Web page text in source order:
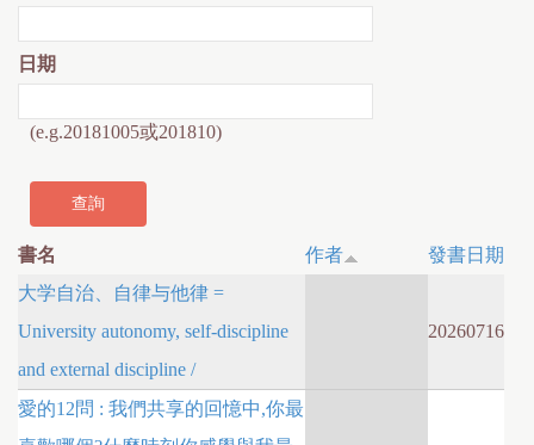
日期
(e.g.20181005或201810)
書名 作者
發書日期
大学自治、自律与他律 =
University autonomy, self-discipline
and external discipline /
20260716
愛的12問 : 我們共享的回憶中,你最